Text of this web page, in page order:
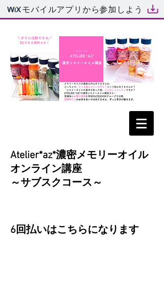
モバイルアプリから参加しよう
Atelier*az*濃密メモリーオイル
オンライン講座
～サブスクコース～
6回払いはこちらになります